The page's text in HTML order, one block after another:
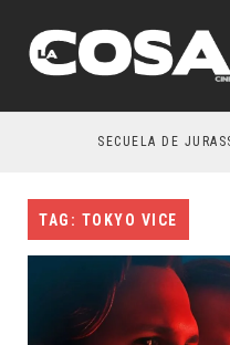
SECUELA DE JURASSIC
TAG: TOKYO VICE